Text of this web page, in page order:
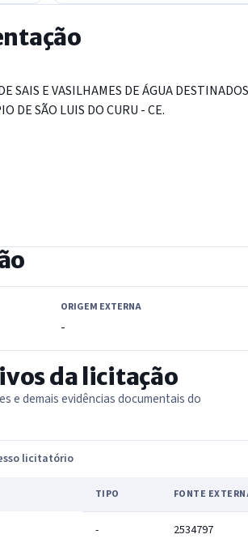
SAIS E VASILHAMES DE ÁGUA
DE SÃO LUIS DO CURU - CE.
ORIGEM EXTERNA
-
da licitação
e demais evidências documentais do
licitatório
TIPO FONTE
- 2534797